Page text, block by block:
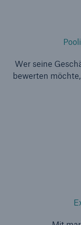
Wer seine
bewerten
Fakten
CLARA
50